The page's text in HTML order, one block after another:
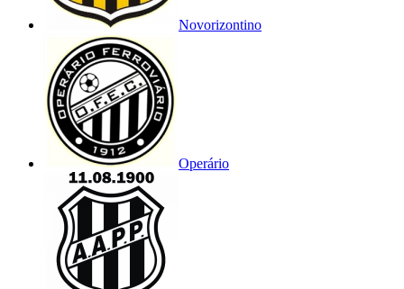
Novorizontino
Operário